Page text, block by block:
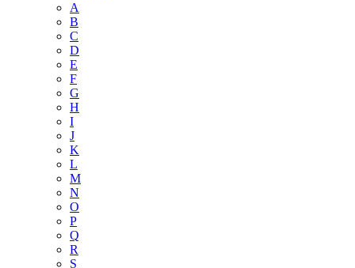
A
B
C
D
E
F
G
H
I
J
K
L
M
N
O
P
Q
R
S